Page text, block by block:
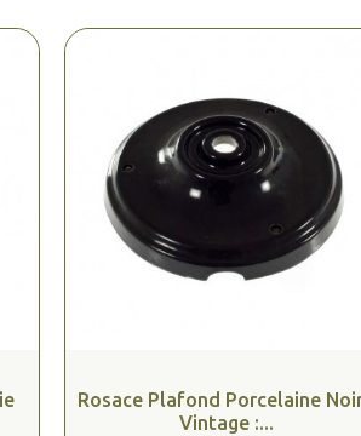
Rosace Plafond Porcelaine
Vintage :...